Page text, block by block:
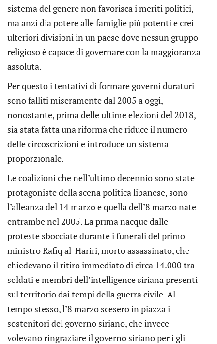
sistema del genere non favorisca i meriti politici,
ma anzi dia potere alle famiglie più potenti e crei
ulteriori divisioni in un paese dove nessun gruppo
religioso è capace di governare con la maggioranza
assoluta.
Per questo i tentativi di formare governi duraturi
sono falliti miseramente dal 2005 a oggi,
nonostante, prima delle ultime elezioni del 2018,
sia stata fatta una riforma che riduce il numero
delle circoscrizioni e introduce un sistema
proporzionale.
Le coalizioni che nell’ultimo decennio sono state
protagoniste della scena politica libanese, sono
l’alleanza del 14 marzo e quella dell’8 marzo nate
entrambe nel 2005. La prima nacque dalle
proteste sbocciate durante i funerali del primo
ministro Rafiq al-Hariri, morto assassinato, che
chiedevano il ritiro immediato di circa 14.000 tra
soldati e membri dell’intelligence siriana presenti
sul territorio dai tempi della guerra civile. Al
tempo stesso, l’8 marzo scesero in piazza i
sostenitori del governo siriano, che invece
volevano ringraziare il governo siriano per i gli